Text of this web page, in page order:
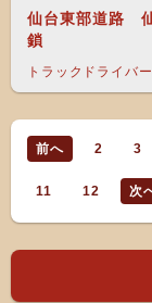
仙台東部道路
鎖
トラックドライバ
前へ 2 3
11 12 次